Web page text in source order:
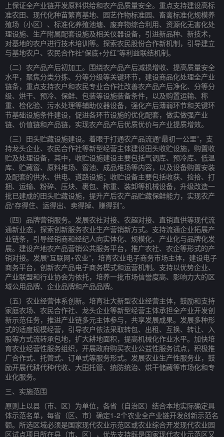
上保证全产业链开发原料供给和农产品质量安全。重点支持建设高标
准农田、现代化种苗繁育基地、园艺作物标准园、畜禽标准化规模养
殖场（小区）、标准化养殖池塘、废弃物综合利用、资源化无害化处
理设施、生产附属配套设施及相关仪器设备，引进新品种、新技术，
对基地的农户进行技术培训等。探索农民股份合作新机制，引导建立
与基地农户、农民合作社“保底+分红”等利益联结机制。
（二）农产品产后初加工。围绕农产品产后减损增收、提高质量安全
水平，聚焦分类分拣、分等分级等关键环节，建设商品化处理全产业
链条，重点支持农户和农民专业合作社改善农产品产后净化、分等分
级、烘干、预冷、保鲜、包装等设施装备条件，以及购置运输、称
重、检化验、污水处理等辅助仪器设备，强化产后薄弱环节和关键环
节基础设施条件建设，促进各环节设施的优化配套，做实做强产业
链、价值链和产品链，实现农产品产后优质优价与产业提质增效。
（三）田头贮藏设施建设。着眼于打通农产品流通“最初一公里”，支
持龙头企业、农民合作社等新型经营主体建设田头收贮设施，购置收
贮及处理设备，其中，收贮设施建设主要包括气调库、预冷库、低温
库、贮藏窖、原料堆场、窖池、成品堆场等内容，以及设备购置安装
及配套的供水、供电、道路设施；收贮设备主要包括收获、捡拾、打
捆、运输、粉碎、压块、裹包、称重、装卸等机械设备，升级改造一
批已建成的田头贮藏设施，提升产后农产品贮藏保鲜能力，实现农产
品“存得住、运得出、卖得掉、赚得到”。
（四）品牌营销服务。发展农社对接、农超对接、直销直供等现代流
通新业态，探索创新服务农业生产营销新方式。支持流通企业拓展产
业链条，引导经销商和经纪人向实体化、规模化、产业化与品牌化发
展。建设产地农产品营销公共服务平台，推广农社、农企等形式的产
销对接。发展“互联网+农业”，培育农业电子商务市场主体，建设电子
商务平台，创新农产品电子商务模式和运营机制。支持以优势企业、
产业联盟和行业协会为依托，培养一批市场信誉度高、影响力大的区
域公用品牌、企业品牌和产品品牌。
（五）农业经营体系创新。培育壮大新型农业经营主体，鼓励和支持
家庭农场、农民合作社、龙头企业等新型经营主体承担全产业开发创
新示范任务，推进产业链多元主体参与，共享发展成果。发展多种形
式的适度规模经营，引导农户依法采取转包、出租、互换、转让、入
股等方式流转承包地，扩大耕地面积，提高机械化作业水平。加快培
育农业经营性服务组织，开展政府购买农业公益性服务试点，积极推
广合作式、托管式、订单式等服务形式。发展农业生产性服务业，鼓
励开展代耕代种代收、大田托管、统防统治、烘干储藏等市场化和专
业化服务。
三、实施范围
原则上以县（市、区）为单位，各省（自治区）结合本地实际确定具
体示范名单，每省（区、市）确定1-2个农业全产业链开发创新示范名
额。所选区域必须是国家现代农业示范区或农业综合开发现代农业园
区试点项目所在县（市、区），优先支持既是国家现代农业示范区又